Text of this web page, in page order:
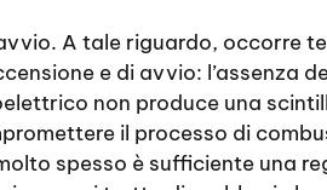
A tale riguardo, occorre
e di avvio: l’assenza
non produce una
il processo di
spesso è sufficiente una